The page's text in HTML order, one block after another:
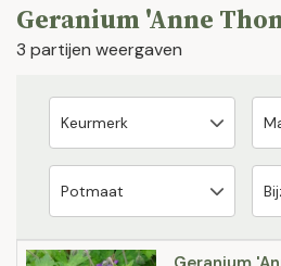
Geranium 'Anne
3 partijen weergaven